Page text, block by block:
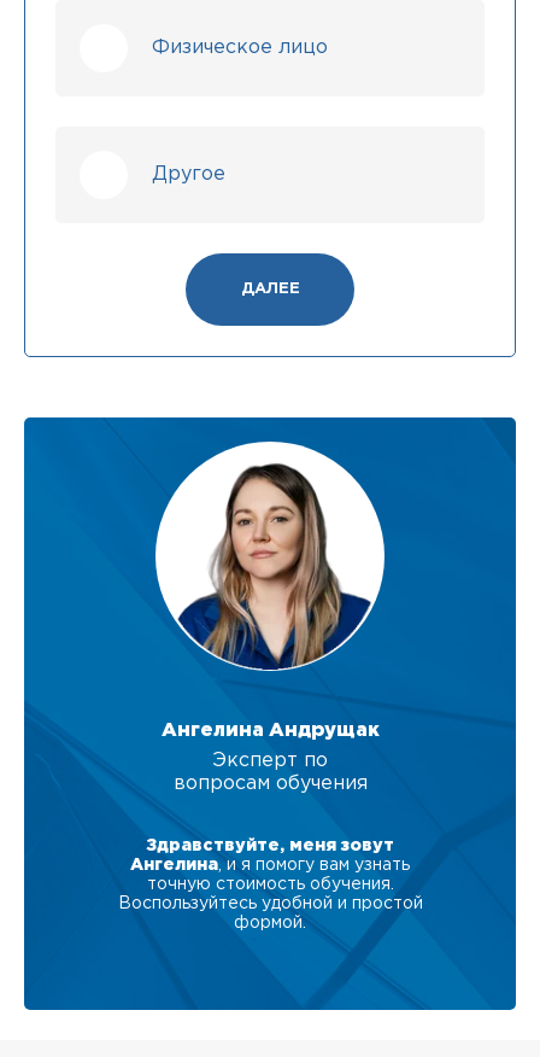
Физическое лицо
Другое
ДАЛЕЕ
Ангелина Андрущак
Эксперт по
вопросам обучения
Здравствуйте, меня зовут
Ангелина , и я помогу вам узнать
точную стоимость обучения.
Воспользуйтесь удобной и простой
формой.